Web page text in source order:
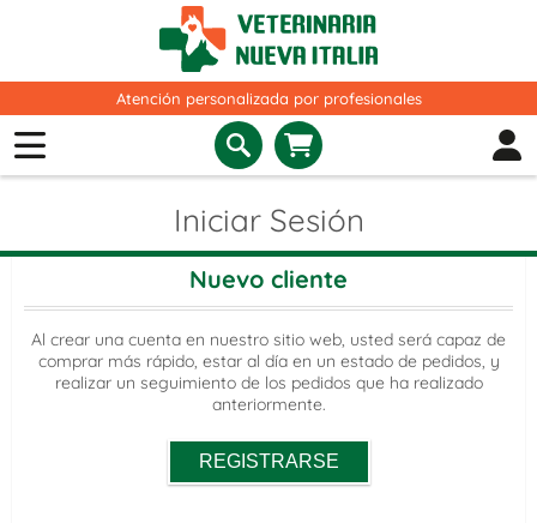
Atención personalizada por profesionales
Iniciar Sesión
Nuevo cliente
Al crear una cuenta en nuestro sitio web, usted será capaz de
comprar más rápido, estar al día en un estado de pedidos, y
realizar un seguimiento de los pedidos que ha realizado
anteriormente.